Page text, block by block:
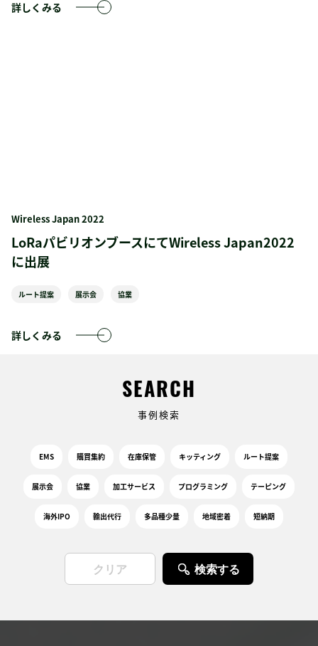
詳しくみる
Wireless Japan 2022
LoRaパビリオンブースにてWireless Japan2022
に出展
ルート提案 展示会 協業
詳しくみる
SEARCH
事例検索
EMS 購買集約 在庫保管 キッティング ルート提案
展示会 協業 加工サービス プログラミング テーピング
海外IPO 輸出代行 多品種少量 地域密着 短納期
検索する